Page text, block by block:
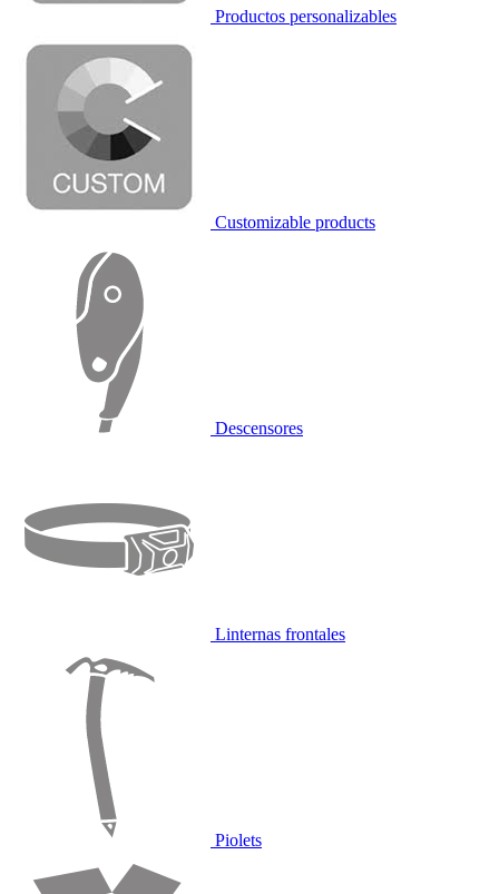
Productos personalizables
Customizable products
Descensores
Linternas frontales
Piolets